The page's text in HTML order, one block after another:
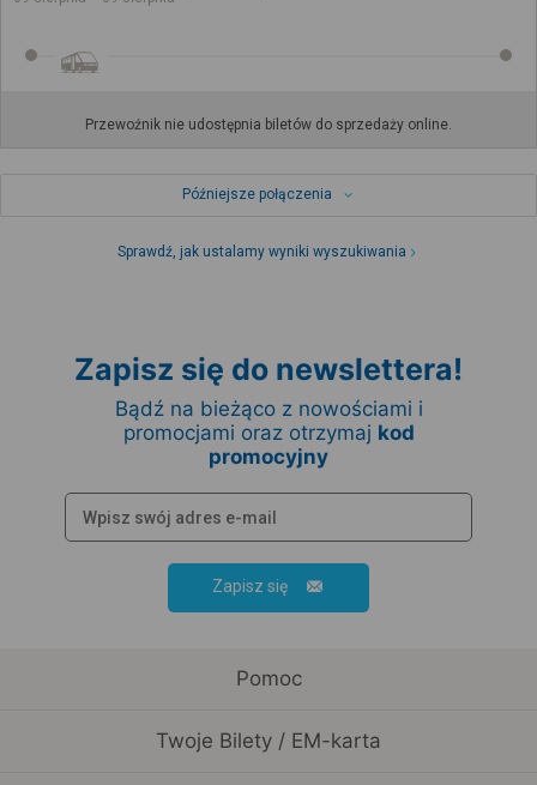
Przewoźnik nie udostępnia biletów do sprzedaży online.
Późniejsze połączenia
Sprawdź, jak ustalamy wyniki wyszukiwania
Zapisz się do newslettera!
Bądź na bieżąco z nowościami i
promocjami oraz otrzymaj kod
promocyjny
Zapisz się
Pomoc
Twoje Bilety / EM-karta